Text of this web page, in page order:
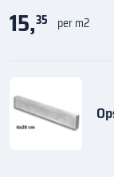
15,35 per m2